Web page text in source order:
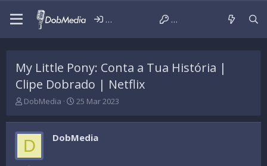
Iniciar sessão Criar conta
My Little Pony: Conta a Tua História |
Clipe Dobrado | Netflix
T
r
e
a
d
DobMedia
D
t
a
d
25 Mar 2023
D DobMedia